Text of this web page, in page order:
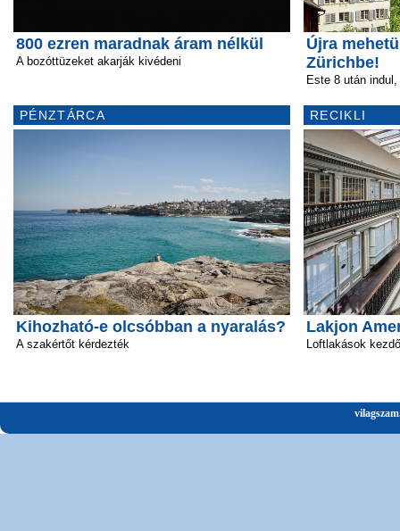
800 ezren maradnak áram nélkül
A bozóttüzeket akarják kivédeni
PÉNZTÁRCA
Kihozható-e olcsóbban a nyaralás?
A szakértőt kérdezték
Újra
Zürichbe!
Este 8 után
RECIKLI
Lakjon
Loftlakások